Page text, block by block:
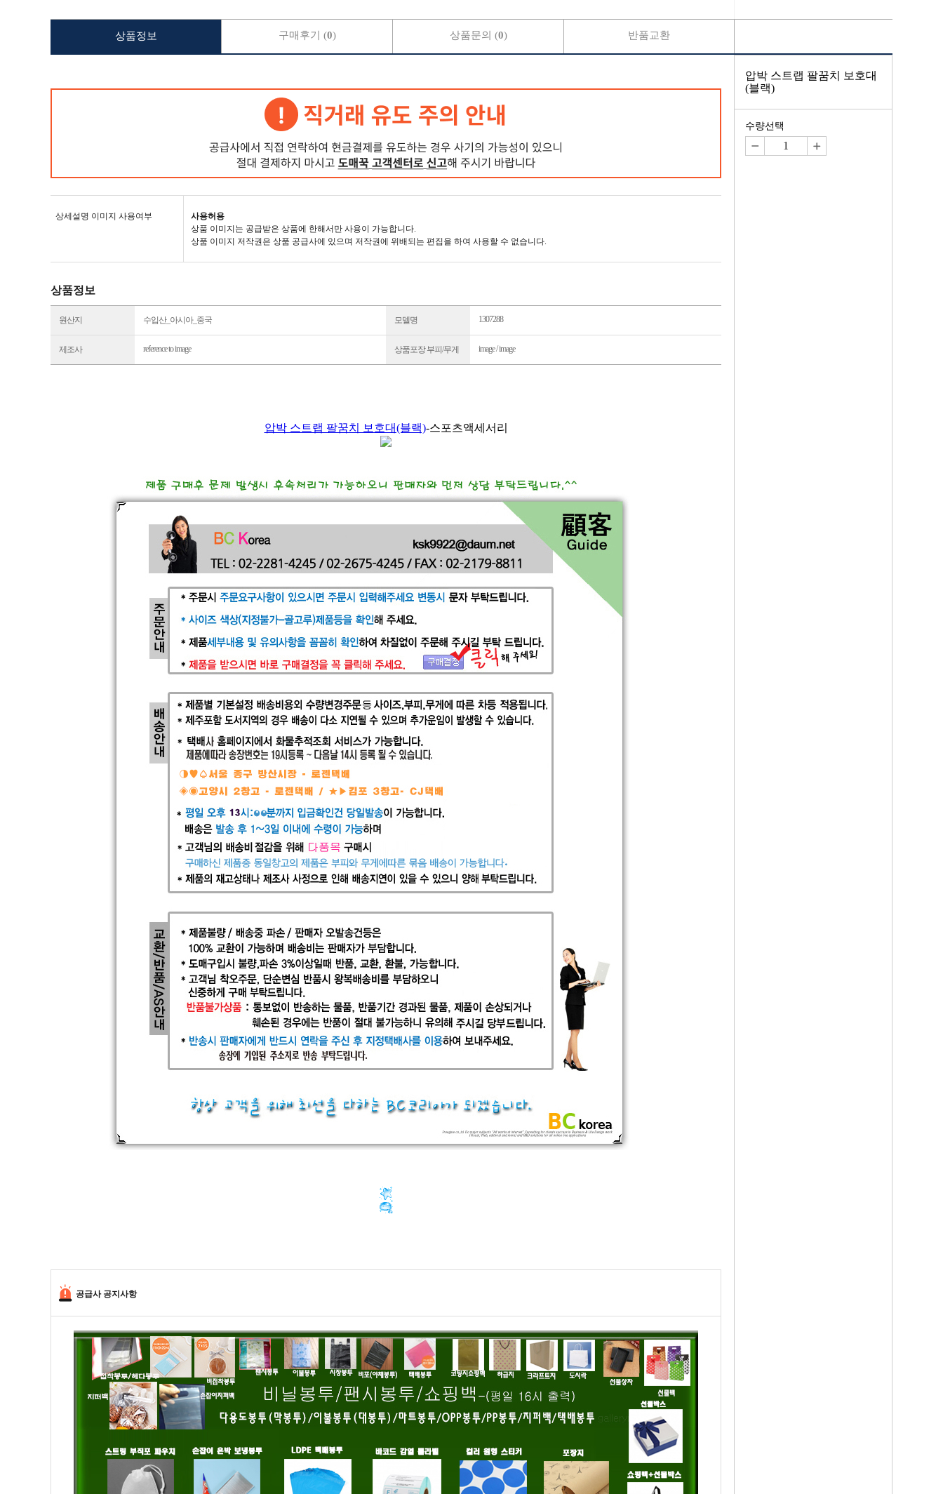
상세설명 이미지 사용여부
사용허용
상품 이미지는 공급받은 상품에 한해서만 사용이 가능합니다.
상품 이미지 저작권은 상품 공급사에 있으며 저작권에 위배되는 편집을 하여 사용할 수 없습니다.
상품정보
원산지 수입산_아시아_중국 모델명 1307288
제조사 reference to image 상품포장 부피/무게 image / image
압박 스트랩 팔꿈치 보호대(블랙)-스포츠액세서리
공급사 공지사항
상품정보 구매후기 (0) 상품문의 (0) 반품교환
압박 스트랩 팔꿈치 보호대
(블랙)
수량선택